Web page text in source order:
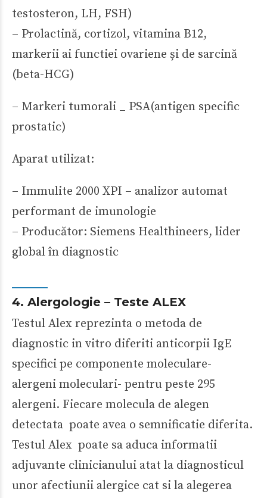
testosteron, LH, FSH)
– Prolactină, cortizol, vitamina B12,
markerii ai functiei ovariene și de sarcină
(beta-HCG)
– Markeri tumorali _ PSA(antigen specific
prostatic)
Aparat utilizat:
– Immulite 2000 XPI – analizor automat
performant de imunologie
– Producător: Siemens Healthineers, lider
global în diagnostic
4. Alergologie – Teste ALEX
Testul Alex reprezinta o metoda de
diagnostic in vitro diferiti anticorpii IgE
specifici pe componente moleculare-
alergeni moleculari- pentru peste 295
alergeni. Fiecare molecula de alegen
detectata poate avea o semnificatie diferita.
Testul Alex poate sa aduca informatii
adjuvante clinicianului atat la diagnosticul
unor afectiunii alergice cat si la alegerea